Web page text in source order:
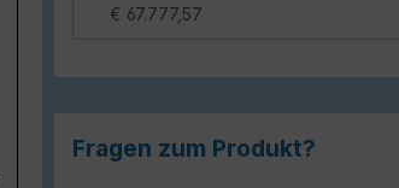
€ 67.777,57
Fragen zum Produkt?